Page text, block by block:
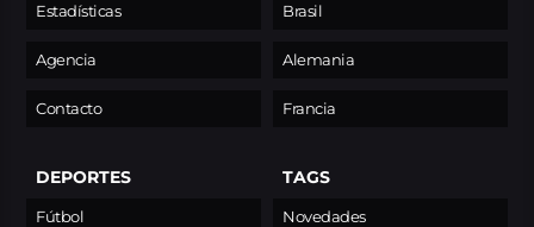
Estadísticas
Agencia
Contacto
Brasil
Alemania
Francia
DEPORTES
Fútbol
TAGS
Novedades